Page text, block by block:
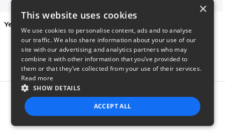
$29 $29
Report this product
×
This website uses cookies
We use cookies to personalise content, ads and to analyse
our traffic. We also share information about your use of our
site with our advertising and analytics partners who may
combine it with other information that you’ve provided to
them or that they’ve collected from your use of their services.
Read more
SHOW DETAILS
ACCEPT ALL
STRICTLY NECESSARY PERFORMANCE